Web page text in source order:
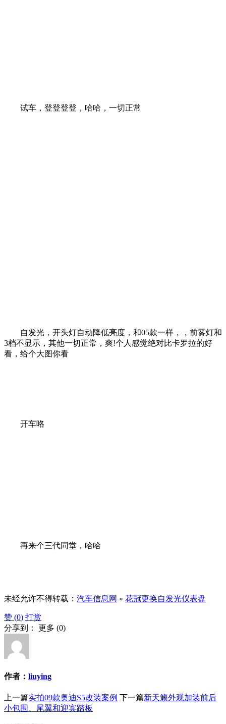
试车，登登登登，哈哈，一切正常
自发光，开头灯自动降低亮度，和05款一样，，前雾灯和
3档不显示，其他一切正常，爽!个人感觉绝对比卡罗拉的好
看，给个大图你看
开车咯
再来个三代同堂，哈哈
未经允许不得转载： 汽车信息网 » 花冠更换自发光仪表盘
赞 (0) 打赏
分享到： 更多 (0)
作者： liuying
上一篇实拍09款奥迪S5改装案例 下一篇新天籁外观加装前后
小包围、尾翼和迎宾踏板